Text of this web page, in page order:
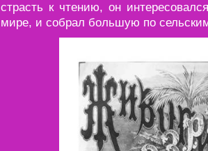
страсть к чтению, он
мире, и собрал большую по